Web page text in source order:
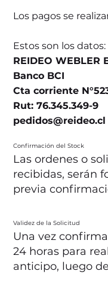
Los pagos se
Estos son los datos:
REIDEO WEBLER
Banco BCI
Cta corriente
Rut: 76.345.349-9
pedidos@reideo.cl
Confirmación del Stock
Las ordenes o
recibidas, serán
previa
Validez de la Solicitud
Una vez
24 horas para
anticipo, luego